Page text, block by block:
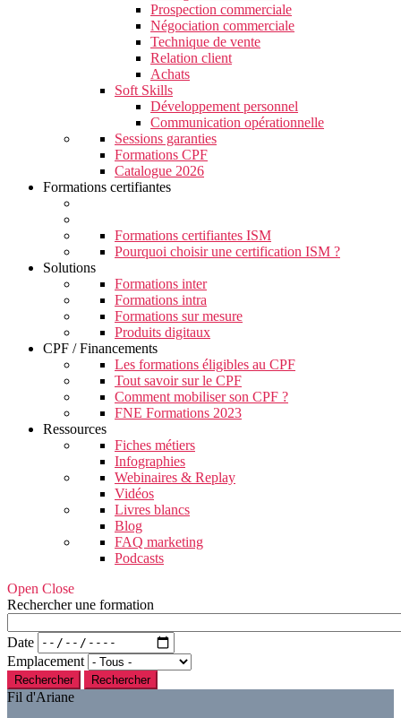
Prospection commerciale
Négociation commerciale
Technique de vente
Relation client
Achats
Soft Skills
Développement personnel
Communication opérationnelle
Sessions garanties
Formations CPF
Catalogue 2026
Formations certifiantes
Formations certifiantes ISM
Pourquoi choisir une certification ISM ?
Solutions
Formations inter
Formations intra
Formations sur mesure
Produits digitaux
CPF / Financements
Les formations éligibles au CPF
Tout savoir sur le CPF
Comment mobiliser son CPF ?
FNE Formations 2023
Ressources
Fiches métiers
Infographies
Webinaires & Replay
Vidéos
Livres blancs
Blog
FAQ marketing
Podcasts
Open Close
Rechercher une formation
Date
Emplacement
Rechercher
Fil d'Ariane